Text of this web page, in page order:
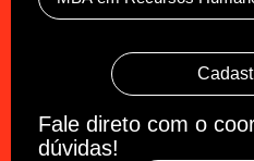
Fale direto com o
dúvidas!